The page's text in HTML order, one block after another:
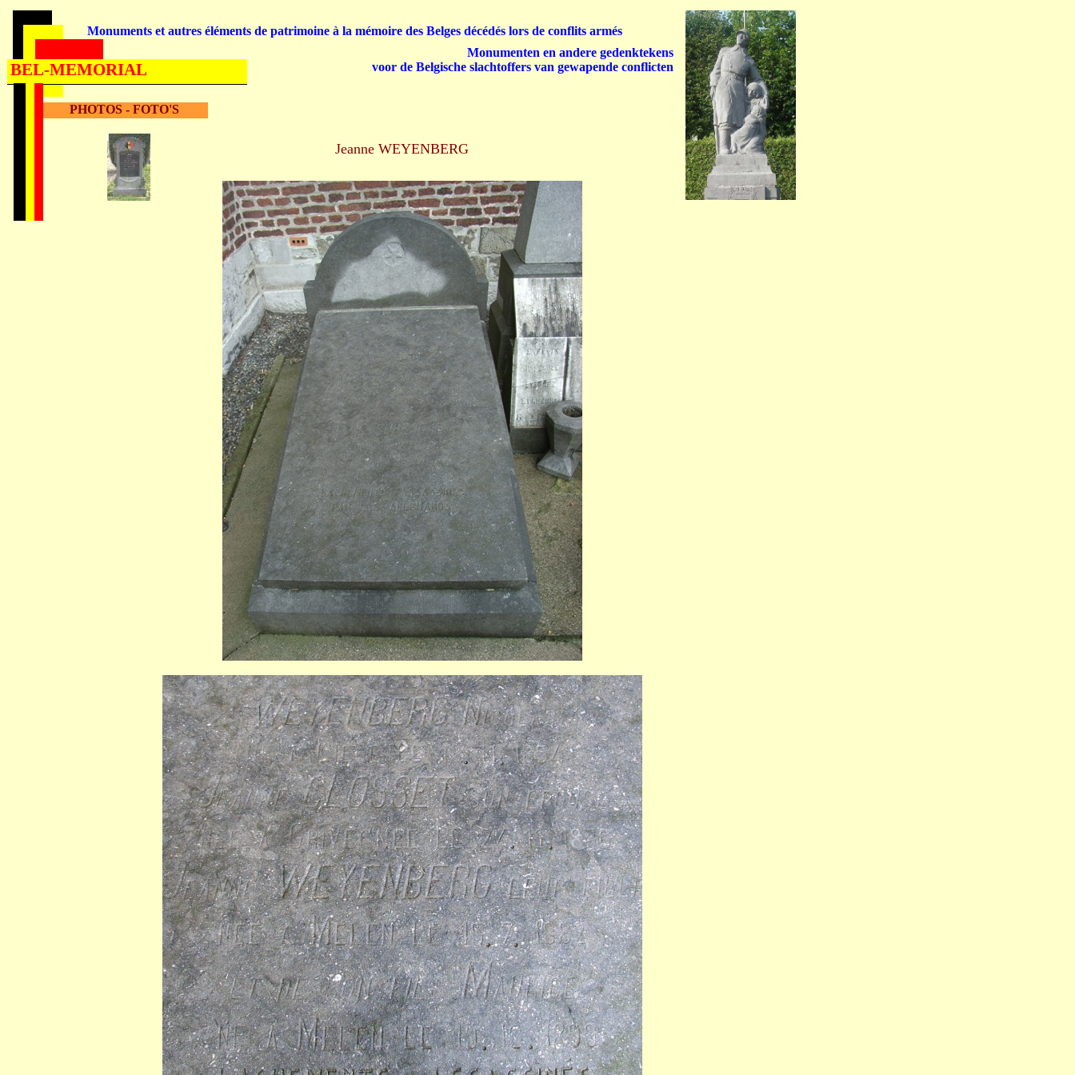
PHOTOS - FOTO'S
Jeanne WEYENBERG
Monuments et autres éléments de patrimoine à la mémoire des Belges décédés lors de conflits armés
Monumenten en andere gedenktekens
voor de Belgische slachtoffers van gewapende conflicten
BEL-MEMORIAL